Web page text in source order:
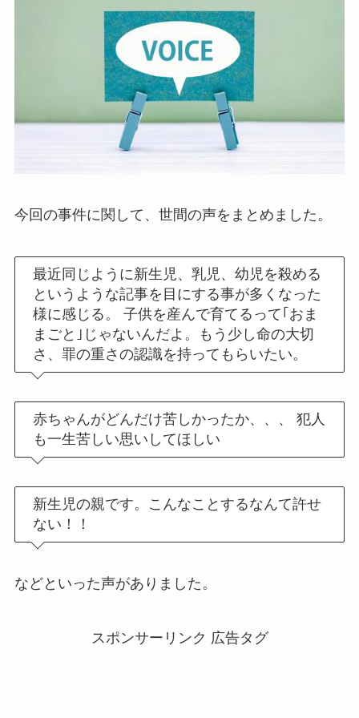
今回の事件に関して、世間の声をまとめました。
最近同じように新生児、乳児、幼児を殺める
というような記事を目にする事が多くなった
様に感じる。 子供を産んで育てるって｢おま
まごと｣じゃないんだよ。もう少し命の大切
さ、罪の重さの認識を持ってもらいたい。
赤ちゃんがどんだけ苦しかったか、、、 犯人
も一生苦しい思いしてほしい
新生児の親です。こんなことするなんて許せ
ない！！
などといった声がありました。
スポンサーリンク 広告タグ